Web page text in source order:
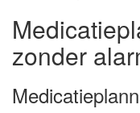
zonder